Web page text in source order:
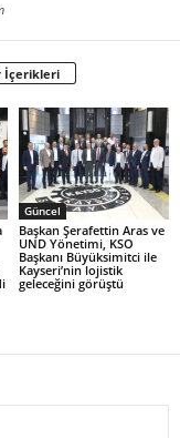
İçerikleri
Güncel
Başkan Şerafettin Aras ve
UND Yönetimi, KSO
Başkanı Büyüksimitci ile
Kayseri’nin lojistik
geleceğini görüştü